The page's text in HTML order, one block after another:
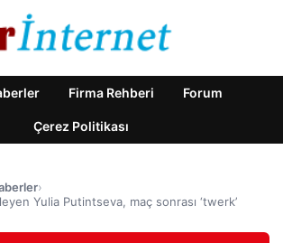
Firma Rehberi Forum
Çerez Politikası
›
Yulia Putintseva, maç sonrası ‘twerk’